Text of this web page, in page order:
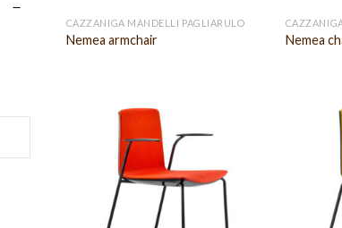
CAZZANIGA MANDELLI PAGLIARULO
Nemea armchair Nemea